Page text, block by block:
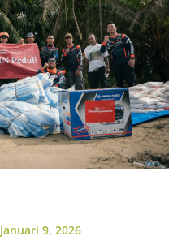
Januari 9, 2026